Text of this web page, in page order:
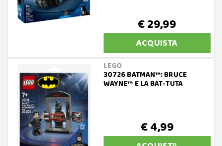
€ 29,99
ACQUISTA
LEGO
30726 BATMAN™: BRUCE
WAYNE™ E LA BAT-TUTA
€ 4,99